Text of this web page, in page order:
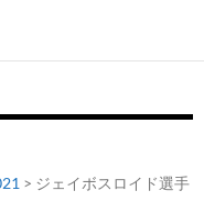
> ジェイボスロイド選手